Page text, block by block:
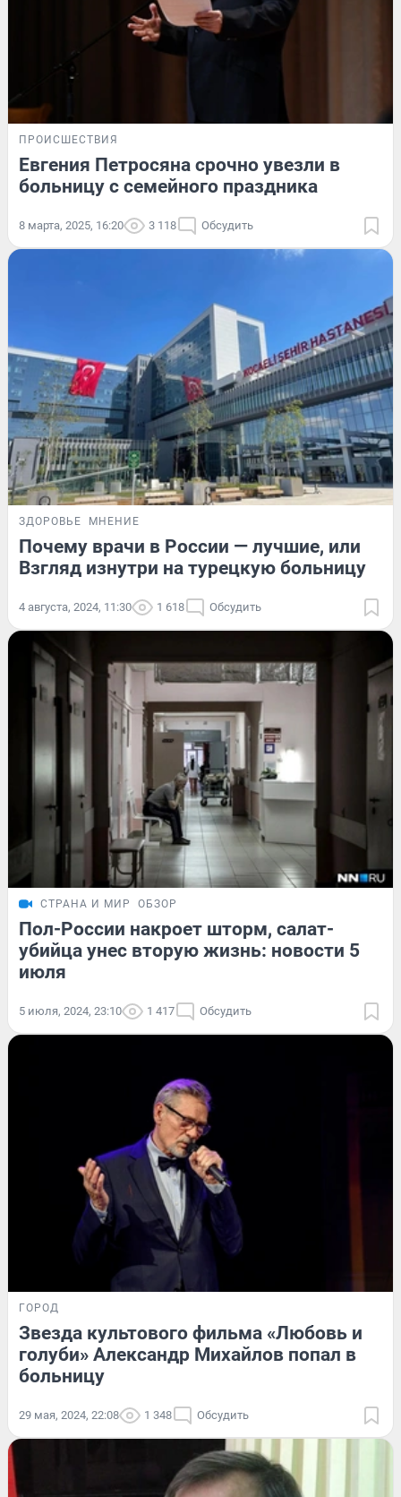
ПРОИСШЕСТВИЯ
Евгения Петросяна срочно увезли в
больницу с семейного праздника
8 марта, 2025, 16:20 3 118 Обсудить
ЗДОРОВЬЕ МНЕНИЕ
Почему врачи в России — лучшие, или
Взгляд изнутри на турецкую больницу
4 августа, 2024, 11:30 1 618 Обсудить
СТРАНА И МИР ОБЗОР
Пол-России накроет шторм, салат-
убийца унес вторую жизнь: новости 5
июля
5 июля, 2024, 23:10 1 417 Обсудить
ГОРОД
Звезда культового фильма «Любовь и
голуби» Александр Михайлов попал в
больницу
29 мая, 2024, 22:08 1 348 Обсудить